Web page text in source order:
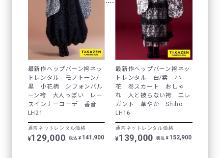
最新作ヘップバーン袴ネッ
トレンタル モノトーン/
黒 小花柄 シフォンバル
ーン袴 大人っぽい レー
スインナーコーデ 香音
LH21
通常ネットレンタル価格
¥129,000 税込 ¥ 141,900
最新作ヘップバーン袴ネッ
トレンタル 白/紫 小
花 巻スカート おしゃ
れ 人と被らない袴 エレ
ガント 華やか Shiho
LH16
通常ネットレンタル価格
¥139,000 税込 ¥ 152,900